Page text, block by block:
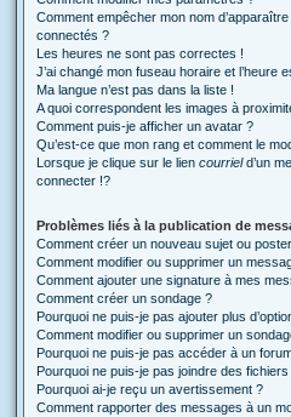
Comment empêcher mon nom
connectés ?
Les heures ne sont pas correctes !
J’ai changé mon fuseau horaire et l’heure
Ma langue n’est pas dans la liste !
A quoi correspondent les images à
Comment puis-je afficher un avatar ?
Qu’est-ce que mon rang et comment le
Lorsque je clique sur le lien courrield’un
connecter !?
Problèmes liés à la publication de
Comment créer un nouveau sujet ou
Comment modifier ou supprimer un
Comment ajouter une signature à mes
Comment créer un sondage ?
Pourquoi ne puis-je pas ajouter plus
Comment modifier ou supprimer un
Pourquoi ne puis-je pas accéder à un
Pourquoi ne puis-je pas joindre des
Pourquoi ai-je reçu un avertissement ?
Comment rapporter des messages à un